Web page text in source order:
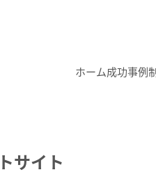
ホーム成功事例
サイト